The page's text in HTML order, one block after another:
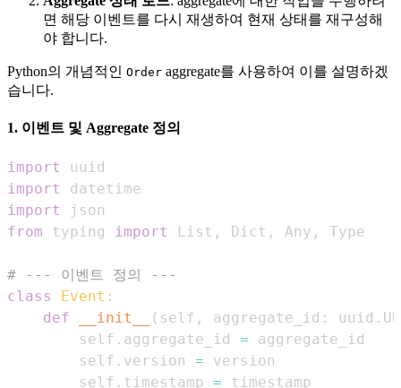
면 해당 이벤트를 다시 재생하여 현재 상태를 재구성해
야 합니다.
Python의 개념적인 Order aggregate를 사용하여 이를 설명하겠
습니다.
1. 이벤트 및 Aggregate 정의
import
import
import
from typing import List , Dict , Any ,
# --- 이벤트 정의 ---
class
Event :
def
__init__ ( self , aggregate_id : uuid .
        self
. aggregate_id =
        self
. version =
        self
. timestamp =